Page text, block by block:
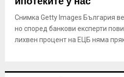
UСнимка Getty Images България
но според банкови експерти
лихвен процент на ЕЦБ няма